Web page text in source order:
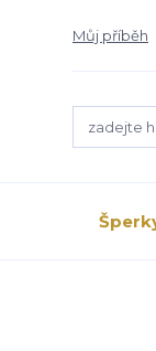
Můj příběh